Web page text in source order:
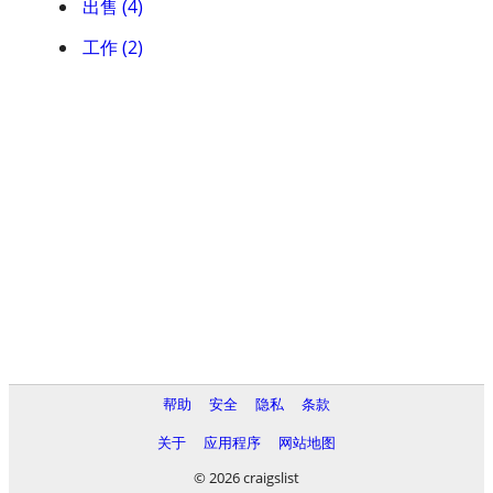
出售 (4)
工作 (2)
帮助 安全 隐私
条款
关于
应用程序
网站地图
© 2026 craigslist